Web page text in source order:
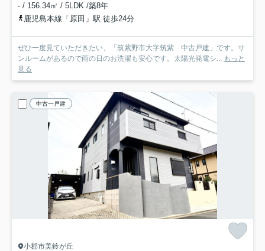
- / 156.34㎡ / 5LDK /築8年
鹿児島本線「原田」駅 徒歩24分
ぜひ一度見ていただきたい、「筑紫野市大字筑紫 中古戸建」です。サ
ンルームがあるので雨の日のお洗濯も安心です。太陽光発電シ... もっと
見る
中古一戸建
小郡市美鈴が丘